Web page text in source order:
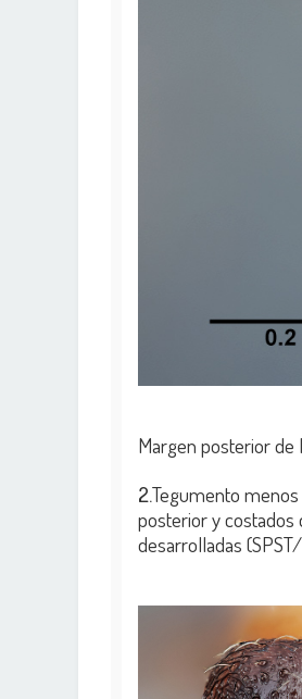
Margen posterior de
2.Tegumento
posterior y costados
desarrolladas (SPST/